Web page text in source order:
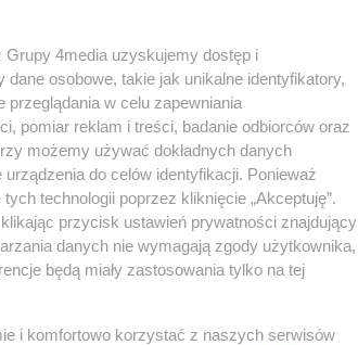
4media uzyskujemy dostęp i
osobowe, takie jak unikalne identyfikatory,
przeglądania w celu zapewniania
pomiar reklam i treści, badanie odbiorców oraz
możemy używać dokładnych danych
do celów identyfikacji. Ponieważ
technologii poprzez kliknięcie „Akceptuję”.
przycisk ustawień prywatności znajdujący
danych nie wymagają zgody użytkownika,
będą miały zastosowania tylko na tej
i komfortowo korzystać z naszych serwisów